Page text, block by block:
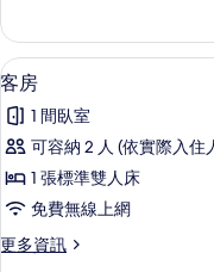
雙
人
床
的
所
有
相
片
套
房,
1
標
準
人
床
詳
顯
示
客
房
的
所
有
6
客房
1 間臥室
可容納 2 人 (依實際入住
1 張標準雙人床
免費無線上網
更多資訊
更